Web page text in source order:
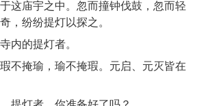
这庙宇之中。忽而撞钟伐鼓，忽而轻
，纷纷提灯以探之。
内的提灯者。
不掩瑜，瑜不掩瑕。元启、元灭皆在